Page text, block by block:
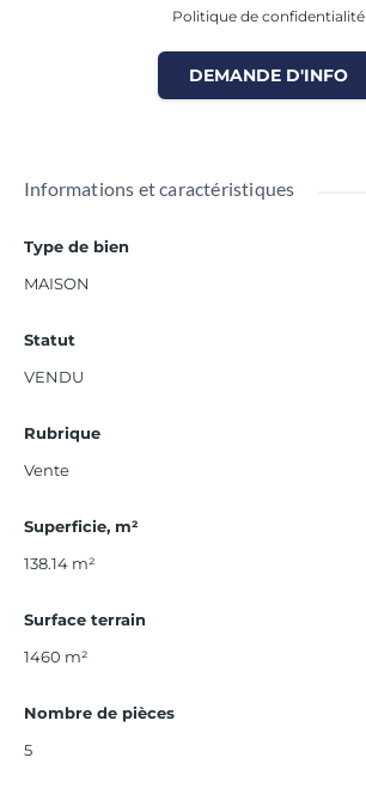
Politique de confidentialité
DEMANDE D'INFO
Informations et caractéristiques
Type de bien
MAISON
Statut
VENDU
Rubrique
Vente
Superficie, m²
138.14 m²
Surface terrain
1460 m²
Nombre de pièces
5